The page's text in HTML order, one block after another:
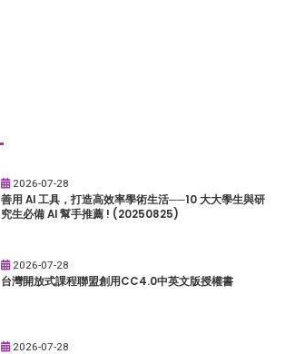
2026-07-28
善用 AI 工具，打造高效率學術生活──10 大大學生與研
究生必備 AI 幫手推薦 ! (20250825)
2026-07-28
台灣開放式課程聯盟創用CC4.0中英文版授權書
2026-07-28